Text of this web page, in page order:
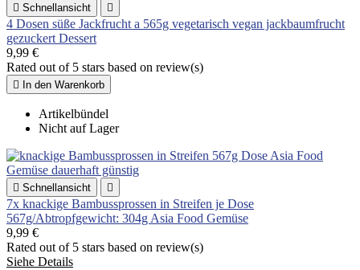
 Schnellansicht 
4 Dosen süße Jackfrucht a 565g vegetarisch vegan jackbaumfrucht
gezuckert Dessert
9,99 €
Rated out of 5 stars based on review(s)
 In den Warenkorb
Artikelbündel
Nicht auf Lager
 Schnellansicht 
7x knackige Bambussprossen in Streifen je Dose
567g/Abtropfgewicht: 304g Asia Food Gemüse
9,99 €
Rated out of 5 stars based on review(s)
Siehe Details